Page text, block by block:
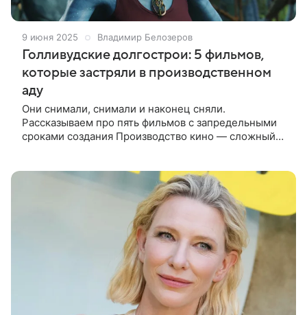
9 июня 2025 Владимир Белозеров
Голливудские долгострои: 5 фильмов,
которые застряли в производственном
аду
Они снимали, снимали и наконец сняли.
Рассказываем про пять фильмов с запредельными
сроками создания Производство кино — сложный